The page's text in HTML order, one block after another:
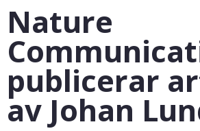
Nature
publicerar
av Johan